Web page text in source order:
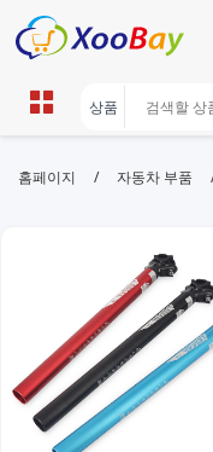
전기차 부품 |
전기차부품,전기차
wholesale 전기차
전기차부품소개와SEO최적
홈페이지 / 자동차 부품